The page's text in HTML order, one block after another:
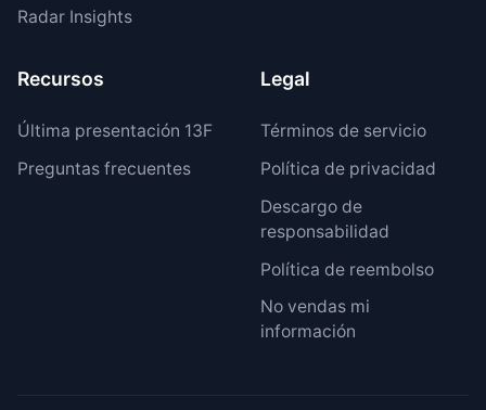
Radar Insights
Recursos
Última presentación 13F
Preguntas frecuentes
Legal
Términos de servicio
Política de privacidad
Descargo de
responsabilidad
Política de reembolso
No vendas mi
información